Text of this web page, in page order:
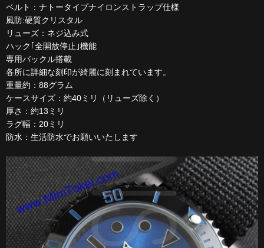
ベルト：ナトータイプナイロンストラップ仕様
風防:硬質クリスタル
リューズ：ネジ込み式
ハック｢全開放停止｣機能
専用バックル搭載
各所に詳細な刻印が綺麗に刻まれています。
重量約：88グラム
ケースサイズ：約40ミリ（リューズ除く）
厚さ：約13ミリ
ラグ幅：20ミリ
防水：生活防水でお願いいたします